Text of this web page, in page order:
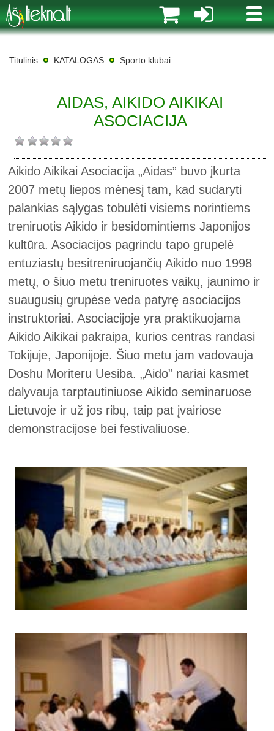
MENIU
Titulinis KATALOGAS Sporto klubai
AIDAS, AIKIDO AIKIKAI
ASOCIACIJA
Aikido Aikikai Asociacija „Aidas” buvo įkurta
2007 metų liepos mėnesį tam, kad sudaryti
palankias sąlygas tobulėti visiems norintiems
treniruotis Aikido ir besidomintiems Japonijos
kultūra. Asociacijos pagrindu tapo grupelė
entuziastų besitreniruojančių Aikido nuo 1998
metų, o šiuo metu treniruotes vaikų, jaunimo ir
suaugusių grupėse veda patyrę asociacijos
instruktoriai. Asociacijoje yra praktikuojama
Aikido Aikikai pakraipa, kurios centras randasi
Tokijuje, Japonijoje. Šiuo metu jam vadovauja
Doshu Moriteru Uesiba. „Aido” nariai kasmet
dalyvauja tarptautiniuose Aikido seminaruose
Lietuvoje ir už jos ribų, taip pat įvairiose
demonstracijose bei festivaliuose.